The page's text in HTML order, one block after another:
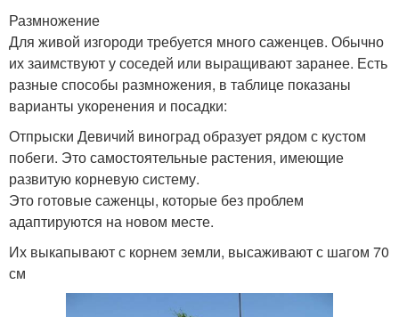
Размножение
Для живой изгороди требуется много саженцев. Обычно
их заимствуют у соседей или выращивают заранее. Есть
разные способы размножения, в таблице показаны
варианты укоренения и посадки:
Отпрыски Девичий виноград образует рядом с кустом
побеги. Это самостоятельные растения, имеющие
развитую корневую систему.
Это готовые саженцы, которые без проблем
адаптируются на новом месте.
Их выкапывают с корнем земли, высаживают с шагом 70
см